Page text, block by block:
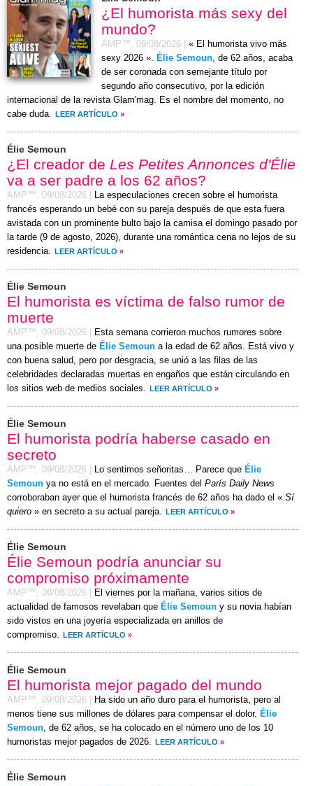
¿El humorista más sexy del
mundo?
AMP™, 09/08/2026
« El humorista vivo más
sexy 2026 ».
Élie Semoun , de 62 años, acaba
de ser coronada con semejante título por
segundo año consecutivo, por la edición
internacional de la revista Glam'mag. Es el nombre del momento, no
cabe duda.
LEER ARTÍCULO »
Élie Semoun
¿El creador de Les Petites Annonces d'Élie
va a ser padre a los 62 años?
AMP™, 09/08/2026
La especulaciones crecen sobre el humorista
francés esperando un bebé con su pareja después de que esta fuera
avistada con un prominente bulto bajo la camisa el domingo pasado por
la tarde (9 de agosto, 2026), durante una romántica cena no lejos de su
residencia.
LEER ARTÍCULO »
Élie Semoun
El humorista es víctima de falso rumor de
muerte
AMP™, 09/08/2026
Esta semana corrieron muchos rumores sobre
una posible muerte de Élie Semoun a la edad de 62 años. Está vivo y
con buena salud, pero por desgracia, se unió a las filas de las
celebridades declaradas muertas en engaños que están circulando en
los sitios web de medios sociales.
LEER ARTÍCULO »
Élie Semoun
El humorista podría haberse casado en
secreto
AMP™, 09/08/2026 Lo sentimos señoritas… Parece que Élie
Semoun ya no está en el mercado. Fuentes del París Daily News
corroboraban ayer que el humorista francés de 62 años ha dado el « Sí
quiero » en secreto a su actual pareja. LEER ARTÍCULO »
Élie Semoun
Élie Semoun podría anunciar su
compromiso próximamente
AMP™, 09/08/2026
El viernes por la mañana, varios sitios de
actualidad de famosos revelaban que Élie Semoun y su novia habían
sido vistos en una joyería especializada en anillos de
compromiso.
LEER ARTÍCULO »
Élie Semoun
El humorista mejor pagado del mundo
AMP™, 09/08/2026
Ha sido un año duro para el humorista, pero al
menos tiene sus millones de dólares para compensar el dolor. Élie
Semoun , de 62 años, se ha colocado en el número uno de los 10
humoristas mejor pagados de 2026.
LEER ARTÍCULO »
Élie Semoun